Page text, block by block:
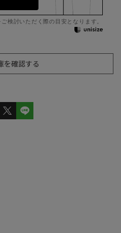
検討いただく際の目安となります。